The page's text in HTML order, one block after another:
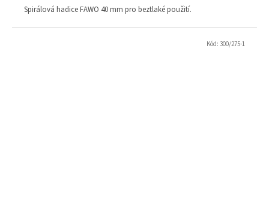
Spirálová hadice FAWO 40 mm pro beztlaké použití.
Kód: 300/275-1